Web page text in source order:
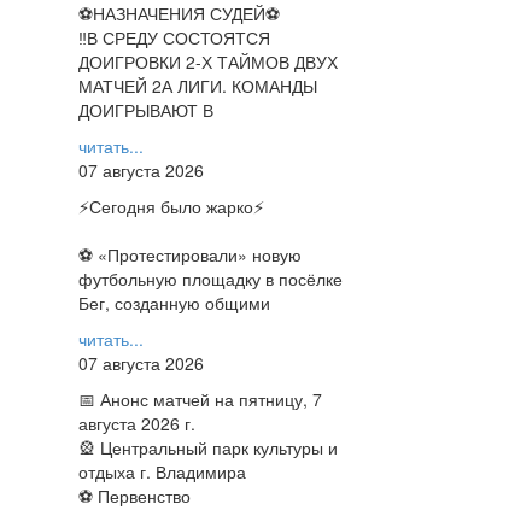
⚽НАЗНАЧЕНИЯ СУДЕЙ⚽
‼В СРЕДУ СОСТОЯТСЯ
ДОИГРОВКИ 2-Х ТАЙМОВ ДВУХ
МАТЧЕЙ 2А ЛИГИ. КОМАНДЫ
ДОИГРЫВАЮТ В
читать...
07 августа 2026
⚡️Сегодня было жарко⚡️
⚽ ️«Протестировали» новую
футбольную площадку в посёлке
Бег, созданную общими
читать...
07 августа 2026
📅 Анонс матчей на пятницу, 7
августа 2026 г.
🎡 Центральный парк культуры и
отдыха г. Владимира
⚽ Первенство